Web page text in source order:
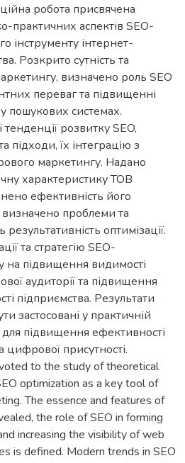
робота присвячена
практичних аспектів SEO-
інструменту інтернет-
Розкрито сутність та
визначено роль SEO
переваг та підвищенні
пошукових системах.
розвитку SEO,
підходи, їх інтеграцію з
маркетингу. Надано
характеристику ТОВ
ефективність його
визначено проблеми та
оптимізації.
та стратегію SEO-
на підвищення видимості
аудиторії та підвищення
підприємства. Результати
застосовані у практичній
для підвищення ефективності
цифрової присутності.
to the study of theoretical
optimization as a key tool of
The essence and features of
the role of SEO in forming
increasing the visibility of web
is defined. Modern trends in SEO